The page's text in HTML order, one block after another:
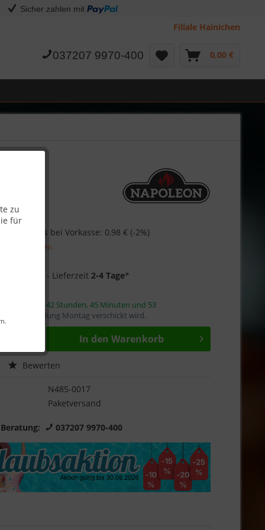
Sicher zahlen mit
Filiale Hainichen
037207 9970-400 0,00 €
zu
für
Preis bei Vorkasse: 0,98 € (-2%)
Versandkosten
- Lieferzeit2-4 Tage*
von42 Stunden, 45 Minuten und 53
die Bestellung Montag verschickt wird.
In den Warenkorb
Bewerten
N485-0017
Paketversand
037207 9970-400